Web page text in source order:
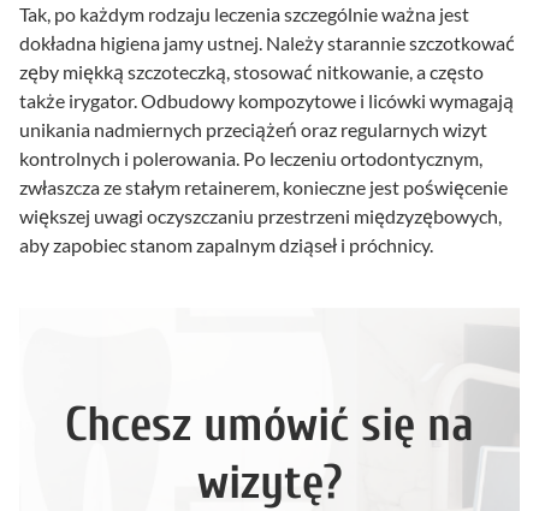
Tak, po każdym rodzaju leczenia szczególnie ważna jest
dokładna higiena jamy ustnej. Należy starannie szczotkować
zęby miękką szczoteczką, stosować nitkowanie, a często
także irygator. Odbudowy kompozytowe i licówki wymagają
unikania nadmiernych przeciążeń oraz regularnych wizyt
kontrolnych i polerowania. Po leczeniu ortodontycznym,
zwłaszcza ze stałym retainerem, konieczne jest poświęcenie
większej uwagi oczyszczaniu przestrzeni międzyzębowych,
aby zapobiec stanom zapalnym dziąseł i próchnicy.
Chcesz umówić się na
wizytę?